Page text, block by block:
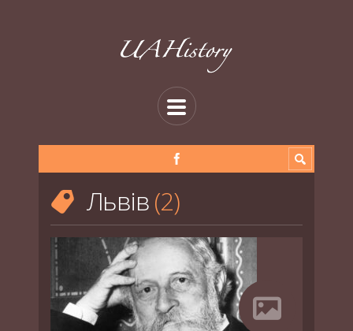
Львів 2